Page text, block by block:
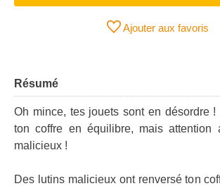
Ajouter aux favoris
Résumé
Oh mince, tes jouets sont en désordre
ton coffre en équilibre, mais attention
malicieux !
Des lutins malicieux ont renversé ton